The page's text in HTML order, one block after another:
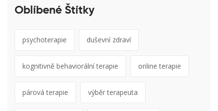
Oblíbené Štítky
psychoterapie duševní zdraví
kognitivně behaviorální terapie online terapie
párová terapie výběr terapeuta